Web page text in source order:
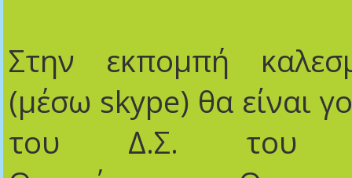
Στην εκπομπή
(μέσω skype) θα είναι
του Δ.Σ. του